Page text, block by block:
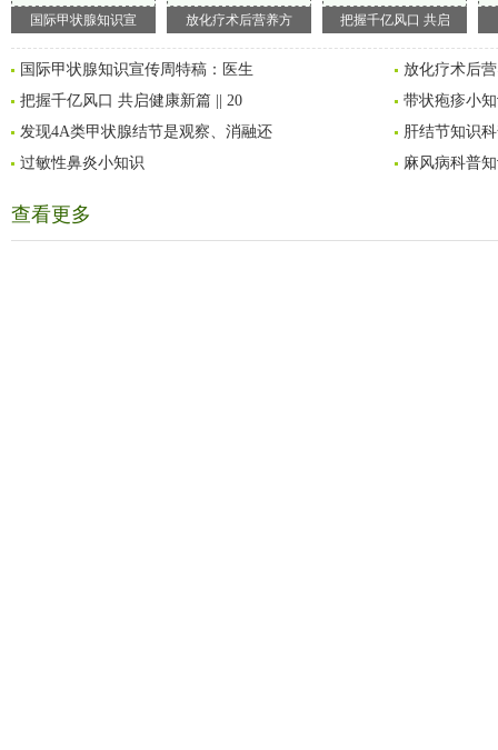
国际甲状腺知识宣 放化疗术后营养方 把握千亿风口 共启
国际甲状腺知识宣传周特稿：医生
放化疗术后
把握千亿风口 共启健康新篇 || 20
带状疱疹小
发现4A类甲状腺结节是观察、消融还
肝结节知识
过敏性鼻炎小知识
麻风病科普
查看更多